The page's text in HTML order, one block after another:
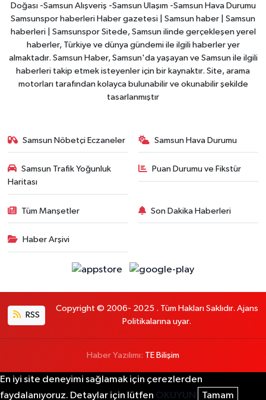
Doğası -Samsun Alışveriş -Samsun Ulaşım -Samsun Hava Durumu
Samsunspor haberleri Haber gazetesi | Samsun haber | Samsun
haberleri | Samsunspor Sitede, Samsun ilinde gerçekleşen yerel
haberler, Türkiye ve dünya gündemi ile ilgili haberler yer
almaktadır. Samsun Haber, Samsun'da yaşayan ve Samsun ile ilgili
haberleri takip etmek isteyenler için bir kaynaktır. Site, arama
motorları tarafından kolayca bulunabilir ve okunabilir şekilde
tasarlanmıştır
Samsun Nöbetçi Eczaneler Samsun Hava Durumu
Samsun Trafik Yoğunluk
Haritası
Puan Durumu ve Fikstür
Tüm Manşetler Son Dakika Haberleri
Haber Arşivi
RSS
Copyright © 2006- 2025 . Tüm Hakları Saklıdır. Ajans
Politikalarına uyar.
Haber Yazılımı: TE Bilişim
En iyi site deneyimi sağlamak için çerezlerden
faydalanıyoruz. Detaylar için lütfen OKUYUN Tamam